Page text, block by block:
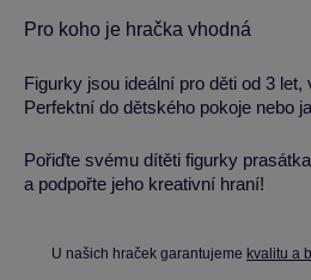
Pro koho je hračka vhodná
Figurky jsou ideální pro děti od 3
Perfektní do dětského pokoje nebo
Pořiďte svému dítěti figurky
a podpořte jeho kreativní hraní!
U našich hraček garantujeme kvalitu a